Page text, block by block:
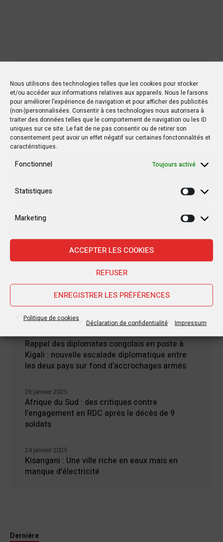
Nous utilisons des technologies telles que les cookies pour stocker
et/ou accéder aux informations relatives aux appareils. Nous le faisons
pour améliorer l’expérience de navigation et pour afficher des publicités
(non-)personnalisées. Consentir à ces technologies nous autorisera à
traiter des données telles que le comportement de navigation ou les ID
uniques sur ce site. Le fait de ne pas consentir ou de retirer son
consentement peut avoir un effet négatif sur certaines fonctonnalités et
caractéristiques.
Fonctionnel Toujours activé
Statistiques
Marketing
ACCEPTER LES COOKIES
REFUSER
ENREGISTRER LES PRÉFÉRENCES
Politique de cookies
Déclaration de confidentialité Impressum
Nouvelles Récentes
française en RDC : une visite sous haute
30 janvier 2025
Goma sous le feu : la situation humanitaire se
William Ruto convoque un sommet
extraordinaire de l’EAC pour un face à face
Tshisekedi-Kagame
Rappel des diplomates congolais en poste à
Kigali : nouvelle escalade diplomatique entre
les deux pays sur fond d’accrochages armés
Afrique du Sud : des critiques contre
l’engagement en RDC après le décès de 9
soldats
26 janvier 2025
Kisangani : Une ville riche en eaux mais en
manque d’électricité
24 janvier 2025
Dernière